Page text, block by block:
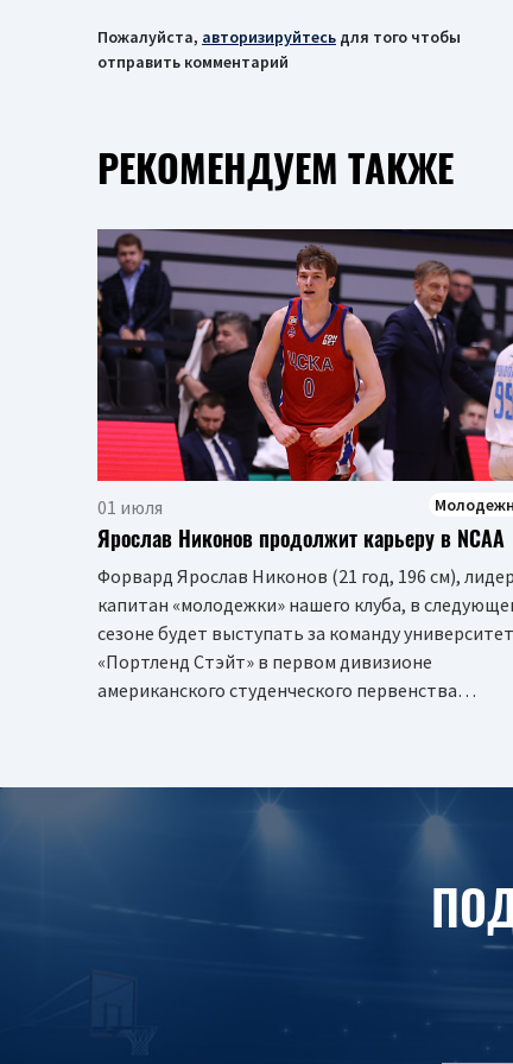
Пожалуйста, авторизируйтесь для того чтобы
отправить комментарий
РЕКОМЕНДУЕМ ТАКЖЕ
01 июля
Ярослав Никонов продолжит карьеру в NCAA
Форвард Ярослав Никонов (21 год, 196 см),
капитан «молодежки» нашего клуба, в
сезоне будет выступать за команду
«Портленд Стэйт» в первом дивизионе
американского студенческого первенства…